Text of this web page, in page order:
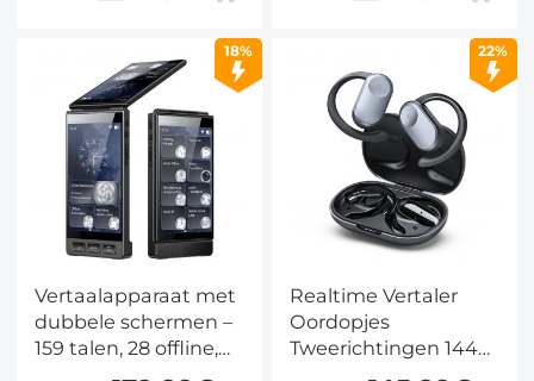
18%
Vertaalapparaat met
dubbele schermen –
159 talen, 28 offline,
AI-transcriptie,
22%
Realtime Vertaler
Oordopjes
Tweerichtingen 144
Taalsoorten 0,5S